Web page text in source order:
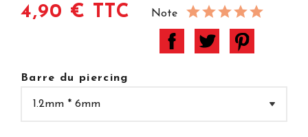
4,90 € TTC Note
Barre du piercing